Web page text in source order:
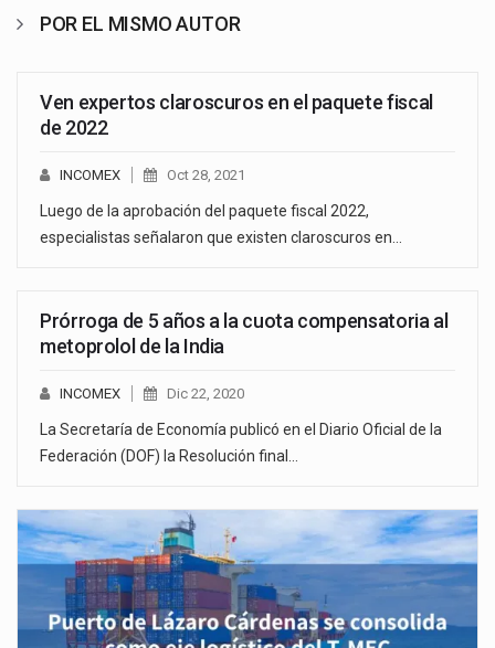
POR EL MISMO AUTOR
Ven expertos claroscuros en el paquete fiscal
de 2022
INCOMEX Oct 28, 2021
Luego de la aprobación del paquete fiscal 2022,
especialistas señalaron que existen claroscuros en…
Prórroga de 5 años a la cuota compensatoria al
metoprolol de la India
INCOMEX Dic 22, 2020
La Secretaría de Economía publicó en el Diario Oficial de la
Federación (DOF) la Resolución final…